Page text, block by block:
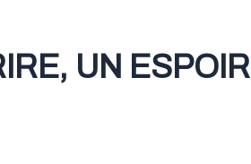
UN ESPOIR